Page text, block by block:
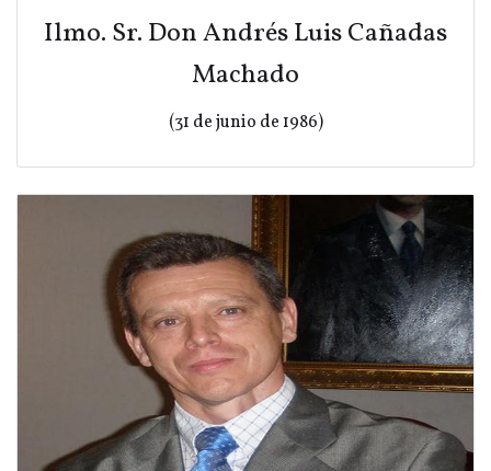
Ilmo. Sr. Don Andrés Luis Cañadas
Machado
(31 de junio de 1986)